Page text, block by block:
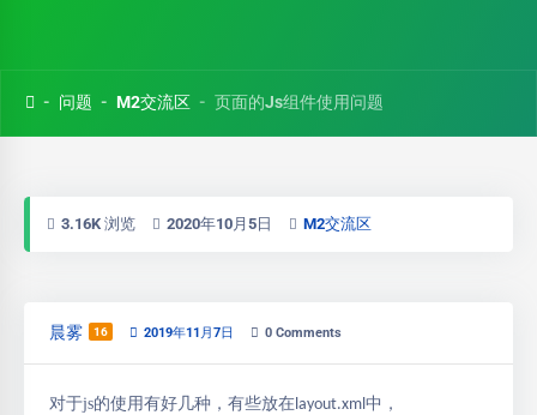
问题 M2交流区 页面的Js组件使用问题
3.16K 浏览 2020年10月5日 M2交流区
晨雾 16 2019年11月7日 0 Comments
对于js的使用有好几种，有些放在 layout.xml 中，